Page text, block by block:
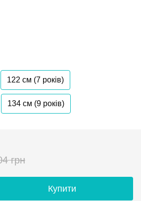
122 см (7 років)
134 см (9 років)
грн
Купити